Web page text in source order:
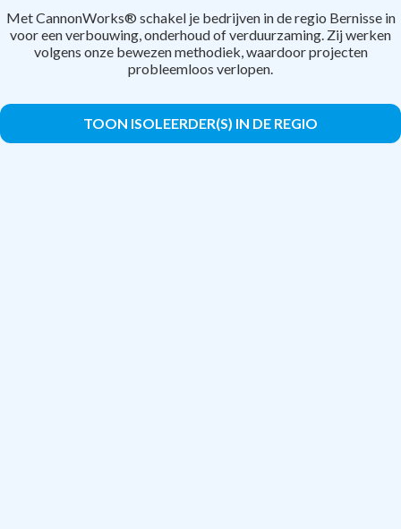
Met CannonWorks® schakel je bedrijven in de regio Bernisse in
voor een verbouwing, onderhoud of verduurzaming. Zij werken
volgens onze bewezen methodiek, waardoor projecten
probleemloos verlopen.
TOON ISOLEERDER(S) IN DE REGIO